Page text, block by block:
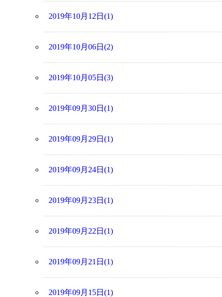
2019年10月12日(1)
2019年10月06日(2)
2019年10月05日(3)
2019年09月30日(1)
2019年09月29日(1)
2019年09月24日(1)
2019年09月23日(1)
2019年09月22日(1)
2019年09月21日(1)
2019年09月15日(1)